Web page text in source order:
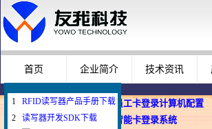
首页 企业简介 技术资讯
企业使用员工卡登录计算机配置
Windows智能卡登录系统
1
RFID读写器产品手册下载
2
读写器开发SDK下载